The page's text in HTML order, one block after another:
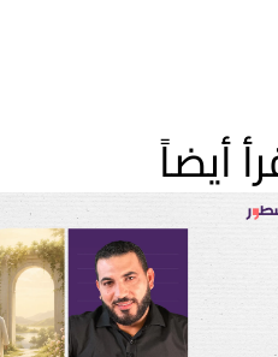
أيضاً